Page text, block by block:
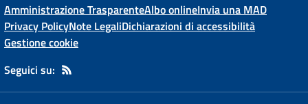
Amministrazione TrasparenteAlbo onlineInvia una MAD
Privacy PolicyNote LegaliDichiarazioni di accessibilità
Gestione cookie
Seguici su: